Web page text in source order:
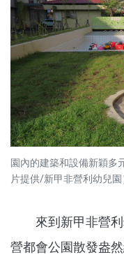
園內的建築和設備新穎多
片提供/新甲非營利幼兒園
來到新甲非營利
營都會公園散發盎